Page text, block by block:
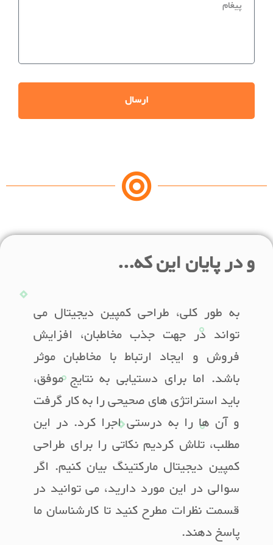
ارسال
و در پایان این که...
به طور کلی، طراحی کمپین دیجیتال می
تواند در جهت جذب مخاطبان، افزایش
فروش و ایجاد ارتباط با مخاطبان موثر
باشد. اما برای دستیابی به نتایج موفق،
باید استراتژی های صحیحی را به کار گرفت
و آن ها را به درستی اجرا کرد. در این
مطلب، تلاش کردیم نکاتی را برای طراحی
کمپین دیجیتال مارکتینگ بیان کنیم. اگر
سوالی در این مورد دارید، می توانید در
قسمت نظرات مطرح کنید تا کارشناسان ما
پاسخ دهند.